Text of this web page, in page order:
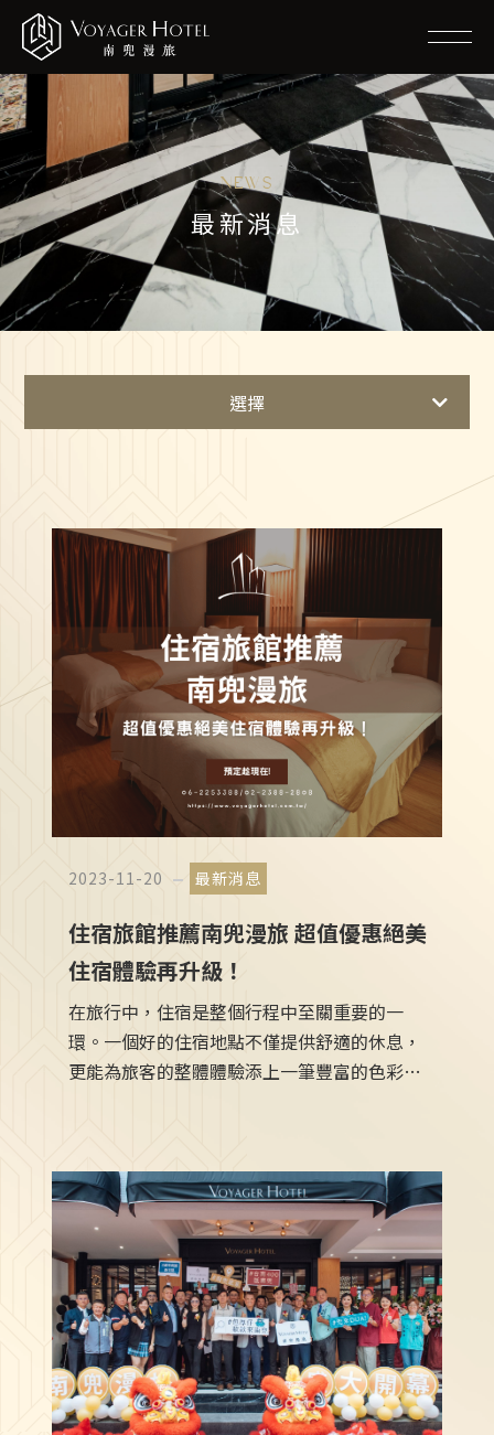
最新消息
NEWS
選擇
2023-11-20 最新消息
住宿旅館推薦南兜漫旅 超值優惠絕美
住宿體驗再升級！
在旅行中，住宿是整個行程中至關重要的一
環。一個好的住宿地點不僅提供舒適的休息，
更能為旅客的整體體驗添上一筆豐富的色彩。
便利的住宿地點，不僅能提供身體上的放鬆，